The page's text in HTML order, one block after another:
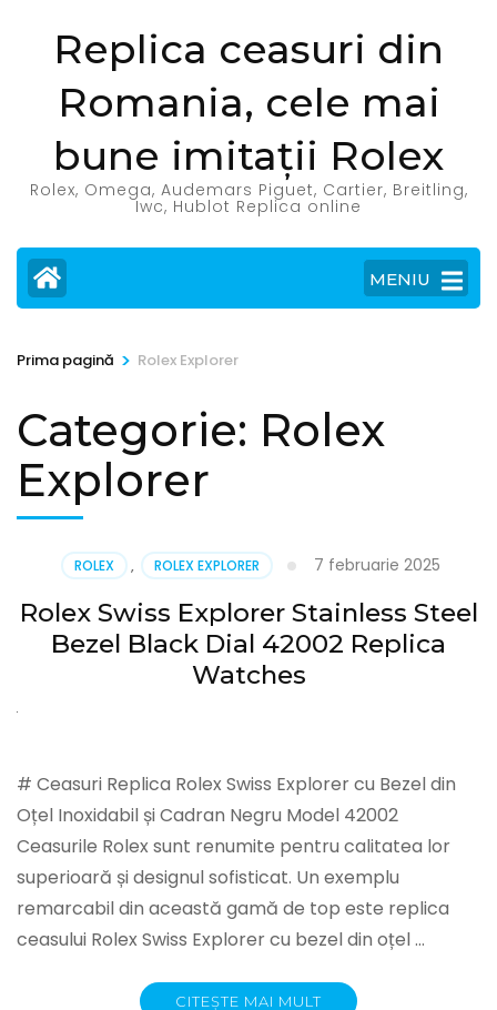
Replica ceasuri din
Romania, cele mai
bune imitații Rolex
Rolex, Omega, Audemars Piguet, Cartier, Breitling,
Iwc, Hublot Replica online
MENIU
Prima pagină > Rolex Explorer
Categorie: Rolex
Explorer
ROLEX , ROLEX EXPLORER 7 februarie 2025
Rolex Swiss Explorer Stainless Steel
Bezel Black Dial 42002 Replica
Watches
# Ceasuri Replica Rolex Swiss Explorer cu Bezel din
Oțel Inoxidabil și Cadran Negru Model 42002
Ceasurile Rolex sunt renumite pentru calitatea lor
superioară și designul sofisticat. Un exemplu
remarcabil din această gamă de top este replica
ceasului Rolex Swiss Explorer cu bezel din oțel …
CITEȘTE MAI MULT